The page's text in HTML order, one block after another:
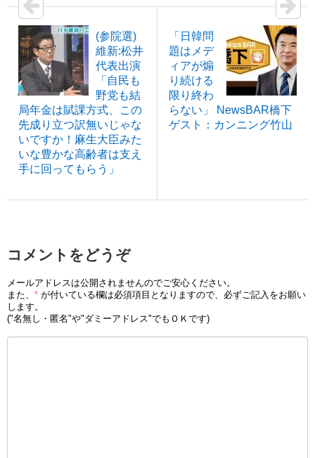
(参院選)
維新:松井
代表出演
「自民も
野党も結
局年金は賦課方式、この
先成り立つ訳無いじゃな
いですか！麻生大臣みた
いな豊かな高齢者は支え
手に回ってもらう」
「日韓問
題はメデ
ィアが煽
り続ける
限り終わ
らない」 NewsBAR橋下
ゲスト：カンニング竹山
コメントをどうぞ
メールアドレスは公開されませんのでご安心ください。
また、 * が付いている欄は必須項目となりますので、必ずご記入をお願い
します。
("名無し・匿名"や"ダミーアドレス"でもＯＫです)